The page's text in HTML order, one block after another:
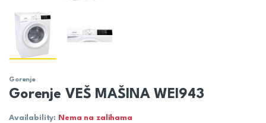
Gorenje
Gorenje VEŠ MAŠINA WEI943
Availability: Nema na zalihama